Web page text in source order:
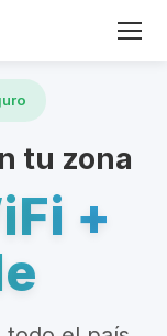
tu zona
+